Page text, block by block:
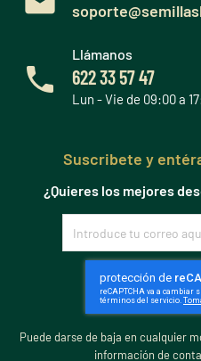
Llámanos
622 33 57 47
Lun - Vie de 09:00 a
Suscribete y
¿Quieres los mejores
Puede darse de baja en cualquier
información de